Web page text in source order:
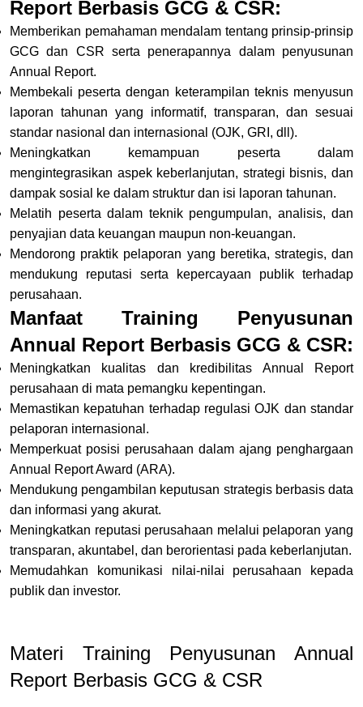
Report Berbasis GCG & CSR:
Memberikan pemahaman mendalam tentang prinsip-prinsip
GCG dan CSR serta penerapannya dalam penyusunan
Annual Report.
Membekali peserta dengan keterampilan teknis menyusun
laporan tahunan yang informatif, transparan, dan sesuai
standar nasional dan internasional (OJK, GRI, dll).
Meningkatkan kemampuan peserta dalam
mengintegrasikan aspek keberlanjutan, strategi bisnis, dan
dampak sosial ke dalam struktur dan isi laporan tahunan.
Melatih peserta dalam teknik pengumpulan, analisis, dan
penyajian data keuangan maupun non-keuangan.
Mendorong praktik pelaporan yang beretika, strategis, dan
mendukung reputasi serta kepercayaan publik terhadap
perusahaan.
Manfaat Training Penyusunan
Annual Report Berbasis GCG & CSR:
Meningkatkan kualitas dan kredibilitas Annual Report
perusahaan di mata pemangku kepentingan.
Memastikan kepatuhan terhadap regulasi OJK dan standar
pelaporan internasional .
Memperkuat posisi perusahaan dalam ajang penghargaan
Annual Report Award (ARA).
Mendukung pengambilan keputusan strategis berbasis data
dan informasi yang akurat.
Meningkatkan reputasi perusahaan melalui pelaporan yang
transparan, akuntabel, dan berorientasi pada keberlanjutan.
Memudahkan komunikasi nilai-nilai perusahaan kepada
publik dan investor.
Materi Training Penyusunan Annual
Report Berbasis GCG & CSR